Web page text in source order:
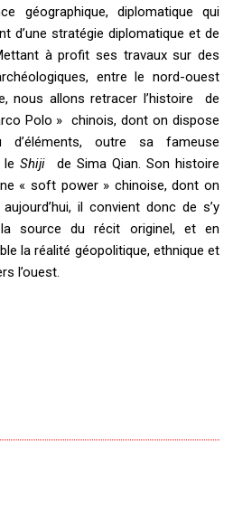
géographique, diplomatique qui
d’une stratégie diplomatique et de
à profit ses travaux sur des
entre le nord-ouest
nous allons retracer l’histoire de
Polo » chinois, dont on dispose
outre sa fameuse
leShiji
de Sima Qian. Son histoire
« soft power » chinoise, dont on
il convient donc de s’y
source du récit originel, et en
la réalité géopolitique, ethnique et
l’ouest.